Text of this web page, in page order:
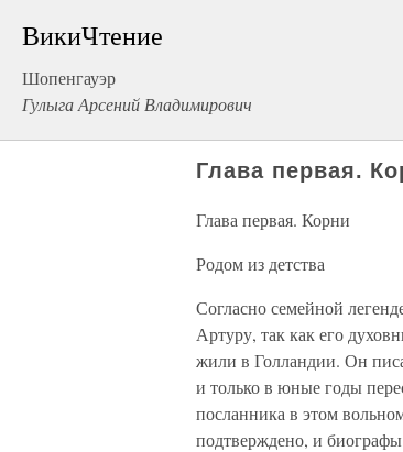
ВикиЧтение
Шопенгауэр
Гулыга Арсений Владимирович
Глава первая.
Глава первая. Корни
Родом из детства
Согласно семейной
Артуру, так как его
жили в Голландии. Он
и только в юные годы
посланника в этом
подтверждено, и